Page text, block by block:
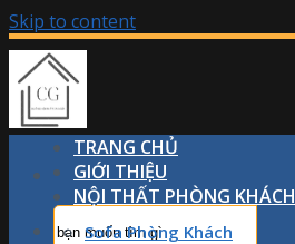
Skip to content
TRANG CHỦ
GIỚI THIỆU
NỘI THẤT PHÒNG KHÁCH
Sofa Phòng Khách